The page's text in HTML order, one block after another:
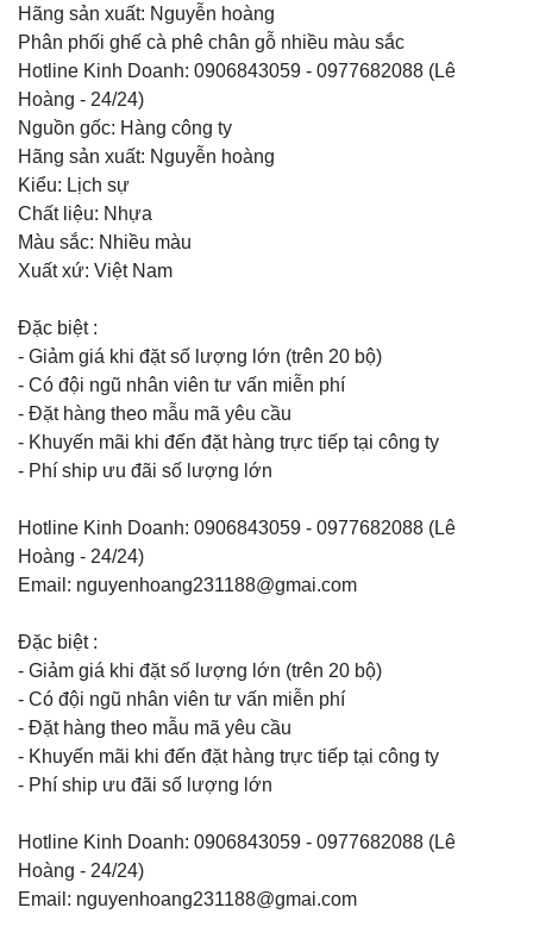
Hãng sản xuất: Nguyễn hoàng
Phân phối ghế cà phê chân gỗ nhiều màu sắc
Hotline Kinh Doanh: 0906843059 - 0977682088 (Lê
Hoàng - 24/24)
Nguồn gốc: Hàng công ty
Hãng sản xuất: Nguyễn hoàng
Kiểu: Lịch sự
Chất liệu: Nhựa
Màu sắc: Nhiều màu
Xuất xứ: Việt Nam
Đặc biệt :
- Giảm giá khi đặt số lượng lớn (trên 20 bộ)
- Có đội ngũ nhân viên tư vấn miễn phí
- Đặt hàng theo mẫu mã yêu cầu
- Khuyến mãi khi đến đặt hàng trực tiếp tại công ty
- Phí ship ưu đãi số lượng lớn
Hotline Kinh Doanh: 0906843059 - 0977682088 (Lê
Hoàng - 24/24)
Email: nguyenhoang231188@gmai.com
Đặc biệt :
- Giảm giá khi đặt số lượng lớn (trên 20 bộ)
- Có đội ngũ nhân viên tư vấn miễn phí
- Đặt hàng theo mẫu mã yêu cầu
- Khuyến mãi khi đến đặt hàng trực tiếp tại công ty
- Phí ship ưu đãi số lượng lớn
Hotline Kinh Doanh: 0906843059 - 0977682088 (Lê
Hoàng - 24/24)
Email: nguyenhoang231188@gmai.com